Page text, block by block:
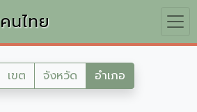
นไทย
เขต จังหวัด อำเภอ